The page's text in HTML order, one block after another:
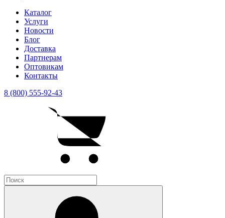
Каталог
Услуги
Новости
Блог
Доставка
Партнерам
Оптовикам
Контакты
8 (800) 555-92-43